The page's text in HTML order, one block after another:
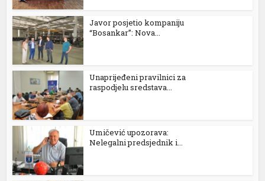
Javor posjetio kompaniju
“Bosankar”: Nova...
Unaprijeđeni pravilnici za
raspodjelu sredstava...
Umičević upozorava:
Nelegalni predsjednik i...